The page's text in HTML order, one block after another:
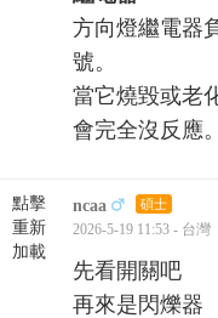
方向燈繼電器
號。
當它燒毀或老
會完全沒反應。
點擊
重新
加載
ncaa 碩士
2026-5-19 11:53 - 台灣
先看開關吧
再來是閃爍器